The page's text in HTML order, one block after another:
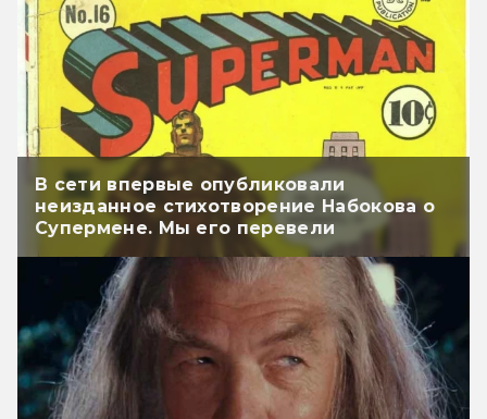
В сети впервые опубликовали
неизданное стихотворение Набокова о
Супермене. Мы его перевели